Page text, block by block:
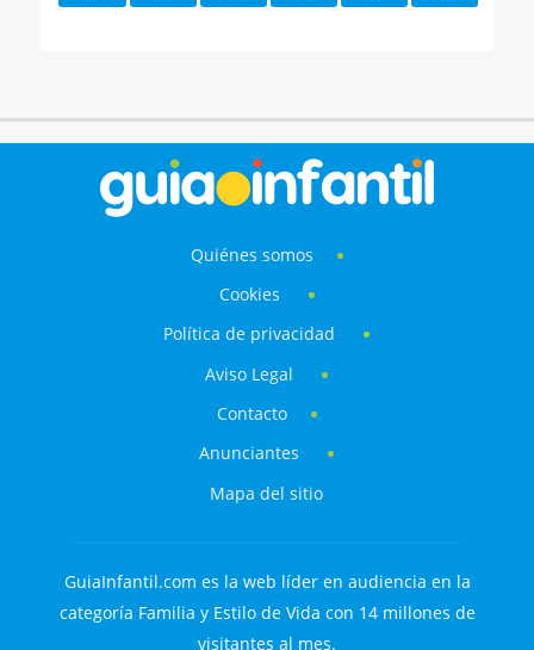
Quiénes somos
Cookies
Política de privacidad
Aviso Legal
Contacto
Anunciantes
Mapa del sitio
GuiaInfantil.com es la web líder en audiencia en la
categoría Familia y Estilo de Vida con 14 millones de
visitantes al mes.